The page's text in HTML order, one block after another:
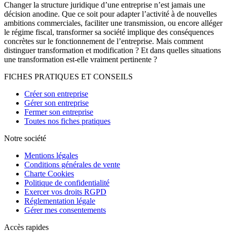
Changer la structure juridique d’une entreprise n’est jamais une
décision anodine. Que ce soit pour adapter l’activité à de nouvelles
ambitions commerciales, faciliter une transmission, ou encore alléger
le régime fiscal, transformer sa société implique des conséquences
concrètes sur le fonctionnement de l’entreprise. Mais comment
distinguer transformation et modification ? Et dans quelles situations
une transformation est-elle vraiment pertinente ?
FICHES PRATIQUES ET CONSEILS
Créer son entreprise
Gérer son entreprise
Fermer son entreprise
Toutes nos fiches pratiques
Notre société
Mentions légales
Conditions générales de vente
Charte Cookies
Politique de confidentialité
Exercer vos droits RGPD
Réglementation légale
Gérer mes consentements
Accès rapides